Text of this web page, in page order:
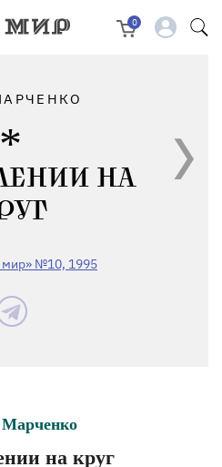
0
НА
№10, 1995
на круг